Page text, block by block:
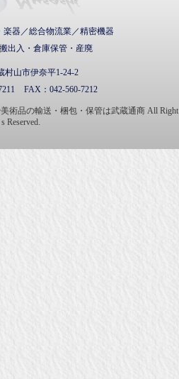
楽器／総合物流業／精密機器
出入・倉庫保管・産廃
村山市伊奈平1-24-2
FAX： 042-560-7212
術品の輸送・梱包・保管は武蔵通商 All Right
s Reserved.